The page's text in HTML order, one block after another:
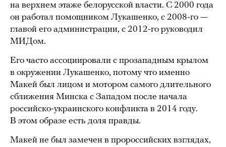
на верхнем этаже белорусской власти. С 2000 года
он работал помощником Лукашенко, с 2008-го —
главой его администрации, с 2012-го руководил
МИДом.
Его часто ассоциировали с прозападным крылом
в окружении Лукашенко, потому что именно
Макей был лицом и мотором самого длительного
сближения Минска с Западом после начала
российско-украинского конфликта в 2014 году.
В этом образе есть доля правды.
Макей не был замечен в пророссийских взглядах,